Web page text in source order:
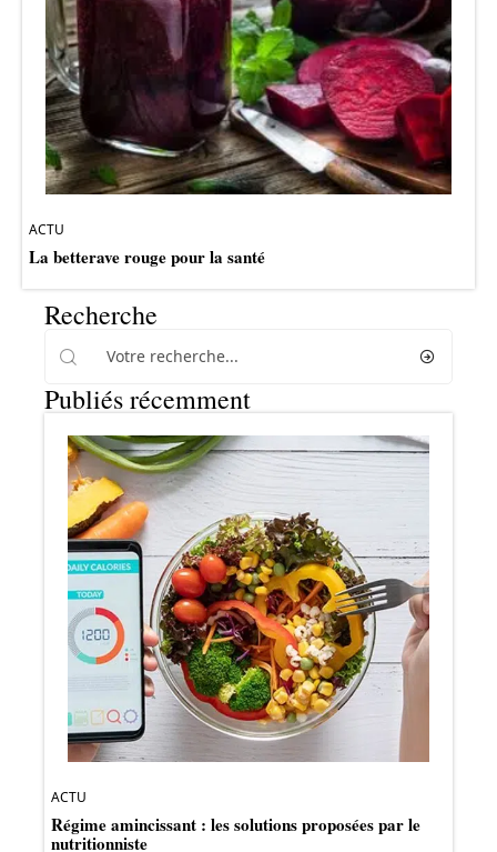
ACTU
La betterave rouge pour la santé
Recherche
Publiés récemment
ACTU
Régime amincissant : les solutions proposées par le
nutritionniste